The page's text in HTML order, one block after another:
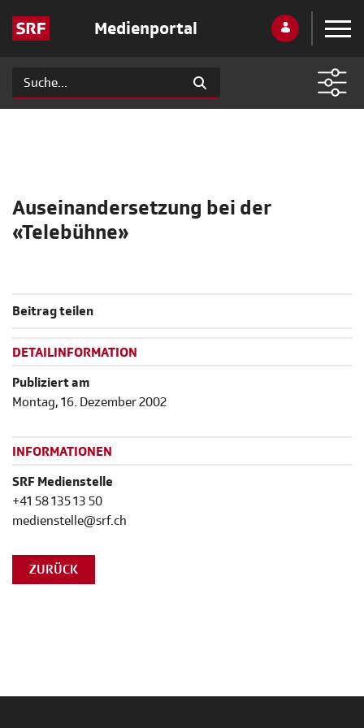
Medienportal
Auseinandersetzung bei der
«Telebühne»
Beitrag teilen
DETAILINFORMATION
Publiziert am
Montag, 16. Dezember 2002
INFORMATIONEN
SRF Medienstelle
+41 58 135 13 50
medienstelle@srf.ch
ZURÜCK